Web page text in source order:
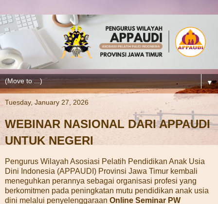
▼
Tuesday, January 27, 2026
WEBINAR NASIONAL DARI APPAUDI
UNTUK NEGERI
Pengurus Wilayah Asosiasi Pelatih Pendidikan Anak Usia
Dini Indonesia (APPAUDI) Provinsi Jawa Timur kembali
meneguhkan perannya sebagai organisasi profesi yang
berkomitmen pada peningkatan mutu pendidikan anak usia
dini melalui penyelenggaraan Online Seminar PW